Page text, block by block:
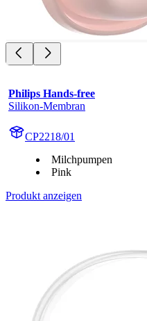
Philips Hands-free
Silikon-Membran
CP2218/01
Milchpumpen
Pink
Produkt anzeigen